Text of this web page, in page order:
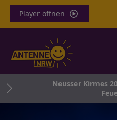
Player öffnen
Neusser Kirmes